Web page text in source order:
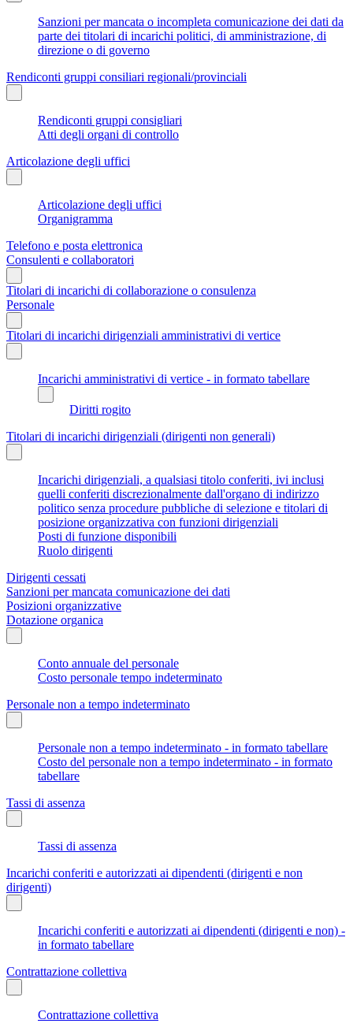
Sanzioni per mancata o incompleta comunicazione dei dati da
parte dei titolari di incarichi politici, di amministrazione, di
direzione o di governo
Rendiconti gruppi consiliari regionali/provinciali
Rendiconti gruppi consigliari
Atti degli organi di controllo
Articolazione degli uffici
Articolazione degli uffici
Organigramma
Telefono e posta elettronica
Consulenti e collaboratori
Titolari di incarichi di collaborazione o consulenza
Personale
Titolari di incarichi dirigenziali amministrativi di vertice
Incarichi amministrativi di vertice - in formato tabellare
Diritti rogito
Titolari di incarichi dirigenziali (dirigenti non generali)
Incarichi dirigenziali, a qualsiasi titolo conferiti, ivi inclusi
quelli conferiti discrezionalmente dall'organo di indirizzo
politico senza procedure pubbliche di selezione e titolari di
posizione organizzativa con funzioni dirigenziali
Posti di funzione disponibili
Ruolo dirigenti
Dirigenti cessati
Sanzioni per mancata comunicazione dei dati
Posizioni organizzative
Dotazione organica
Conto annuale del personale
Costo personale tempo indeterminato
Personale non a tempo indeterminato
Personale non a tempo indeterminato - in formato tabellare
Costo del personale non a tempo indeterminato - in formato
tabellare
Tassi di assenza
Tassi di assenza
Incarichi conferiti e autorizzati ai dipendenti (dirigenti e non
dirigenti)
Incarichi conferiti e autorizzati ai dipendenti (dirigenti e non) -
in formato tabellare
Contrattazione collettiva
Contrattazione collettiva